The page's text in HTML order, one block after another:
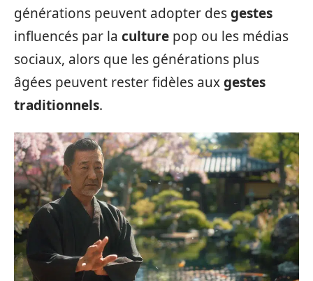
générations peuvent adopter desgestes
influencés par la culture pop ou les médias
sociaux, alors que les générations plus
âgées peuvent rester fidèles auxgestes
traditionnels.